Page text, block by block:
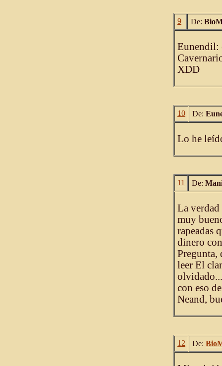
9 De:
Eunendil:
XDD
10 De:
Lo he
11 De:
La verdad
muy
rapeadas
dinero
Pregunta,
leer El
con eso
Neand,
12 De: